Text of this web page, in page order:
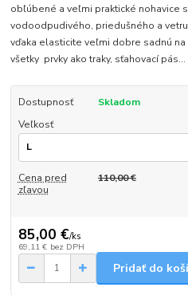
obľúbené a veľmi praktické nohavice
vodoodpudivého, priedušného a
vďaka elasticite veľmi dobre sadnú na
všetky prvky ako traky, sťahovací pás...
Dostupnosť
Skladom
Veľkosť
Cena pred
zľavou
110,00 €
85,00 €/ks
69,11 € bez DPH
Pridať do